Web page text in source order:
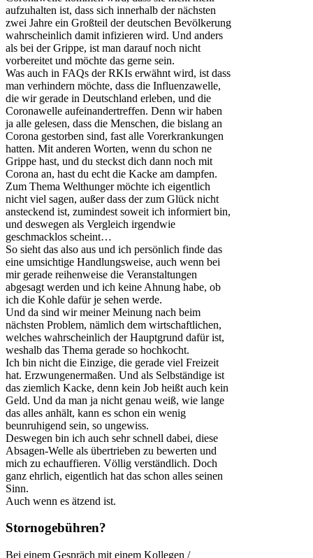
aufzuhalten ist, dass sich innerhalb der nächsten
zwei Jahre ein Großteil der deutschen Bevölkerung
wahrscheinlich damit infizieren wird. Und anders
als bei der Grippe, ist man darauf noch nicht
vorbereitet und möchte das gerne sein.
Was auch in FAQs der RKIs erwähnt wird, ist dass
man verhindern möchte, dass die Influenzawelle,
die wir gerade in Deutschland erleben, und die
Coronawelle aufeinandertreffen. Denn wir haben
ja alle gelesen, dass die Menschen, die bislang an
Corona gestorben sind, fast alle Vorerkrankungen
hatten. Mit anderen Worten, wenn du schon ne
Grippe hast, und du steckst dich dann noch mit
Corona an, hast du echt die Kacke am dampfen.
Zum Thema Welthunger möchte ich eigentlich
nicht viel sagen, außer dass der zum Glück nicht
ansteckend ist, zumindest soweit ich informiert bin,
und deswegen als Vergleich irgendwie
geschmacklos scheint…
So sieht das also aus und ich persönlich finde das
eine umsichtige Handlungsweise, auch wenn bei
mir gerade reihenweise die Veranstaltungen
abgesagt werden und ich keine Ahnung habe, ob
ich die Kohle dafür je sehen werde.
Und da sind wir meiner Meinung nach beim
nächsten Problem, nämlich dem wirtschaftlichen,
welches wahrscheinlich der Hauptgrund dafür ist,
weshalb das Thema gerade so hochkocht.
Ich bin nicht die Einzige, die gerade viel Freizeit
hat. Erzwungenermaßen. Und als Selbständige ist
das ziemlich Kacke, denn kein Job heißt auch kein
Geld. Und da man ja nicht genau weiß, wie lange
das alles anhält, kann es schon ein wenig
beunruhigend sein, so ungewiss.
Deswegen bin ich auch sehr schnell dabei, diese
Absagen-Welle als übertrieben zu bewerten und
mich zu echauffieren. Völlig verständlich. Doch
ganz ehrlich, eigentlich hat das schon alles seinen
Sinn.
Auch wenn es ätzend ist.
Stornogebühren?
Bei einem Gespräch mit einem Kollegen /